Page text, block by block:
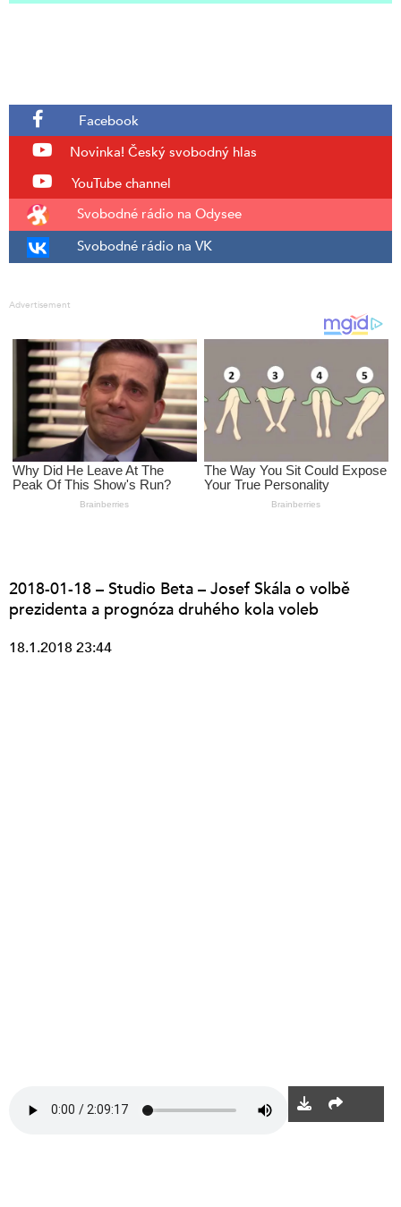
Facebook
Novinka! Český svobodný hlas
YouTube channel
Svobodné rádio na Odysee
Svobodné rádio na VK
Advertisement
2018-01-18 – Studio Beta – Josef Skála o volbě
prezidenta a prognóza druhého kola voleb
18.1.2018 23:44